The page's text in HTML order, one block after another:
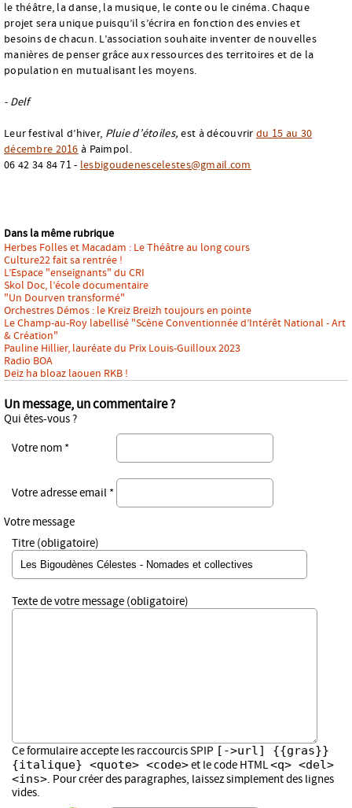
le théâtre, la danse, la musique, le conte ou le cinéma. Chaque
projet sera unique puisqu’il s’écrira en fonction des envies et
besoins de chacun. L’association souhaite inventer de nouvelles
manières de penser grâce aux ressources des territoires et de la
population en mutualisant les moyens.
- Delf
Leur festival d’hiver, Pluie d’étoiles, est à découvrir du 15 au 30
décembre 2016 à Paimpol.
06 42 34 84 71 - lesbigoudenescelestes@gmail.com
Dans la même rubrique
Herbes Folles et Macadam : Le Théâtre au long cours
Culture22 fait sa rentrée !
L’Espace "enseignants" du CRI
Skol Doc, l’école documentaire
"Un Dourven transformé"
Orchestres Démos : le Kreiz Breizh toujours en pointe
Le Champ-au-Roy labellisé "Scène Conventionnée d’Intérêt National - Art
& Création"
Pauline Hillier, lauréate du Prix Louis-Guilloux 2023
Radio BOA
Deiz ha bloaz laouen RKB !
Un message, un commentaire ?
Qui êtes-vous ?
Votre nom *
Votre adresse email *
Votre message
Titre (obligatoire)
Texte de votre message (obligatoire)
Ce formulaire accepte les raccourcis SPIP [->url] {{gras}}
{italique} <quote> <code>et le code HTML<q> <del>
<ins>. Pour créer des paragraphes, laissez simplement des lignes
vides.